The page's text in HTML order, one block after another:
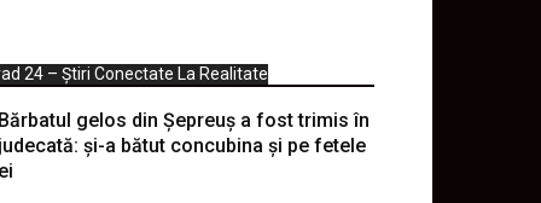
24 – Știri Conectate La Realitate
Bărbatul gelos din Șepreuș a fost trimis în
judecată: și-a bătut concubina și pe fetele
ei